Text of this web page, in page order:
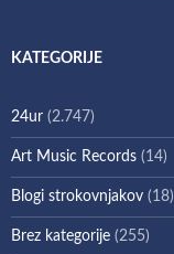
KATEGORIJE
24ur (2.747)
Art Music Records (14)
Blogi strokovnjakov (18)
Brez kategorije (255)